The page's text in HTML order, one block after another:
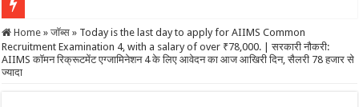
Rajasthan & MP Government Job Vacancy 2026
‘एआई बॉस’ वाला पहला स्टोर फ्लॉप:सभी कर्मियों को छुट्टी दी, देरी पर कहता- तनाव मत लो, 60
Home » जॉब्स » Today is the last day to apply for AIIMS Common
Recruitment Examination 4, with a salary of over ₹78,000. | सरकारी नौकरी:
AIIMS कॉमन रिक्रूटमेंट एग्जामिनेशन 4 के लिए आवेदन का आज आखिरी दिन, सैलरी 78 हजार से
ज्यादा